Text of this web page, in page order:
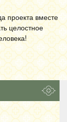
проекта вместе
целостное